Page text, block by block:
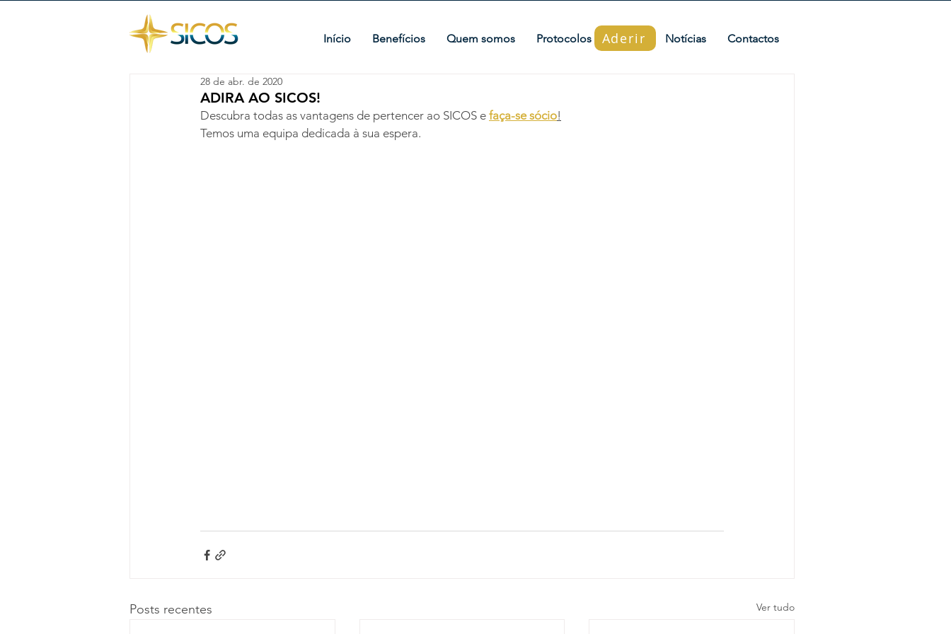
Início Benefícios Quem somos Protocolos Aderir Notícias Contactos
Aderir
ADIRA AO SICOS!
28 de abr. de 2020
Descubra todas as vantagens de pertencer ao SICOS e faça-se sócio!
Temos uma equipa dedicada à sua espera.
Posts recentes Ver tudo